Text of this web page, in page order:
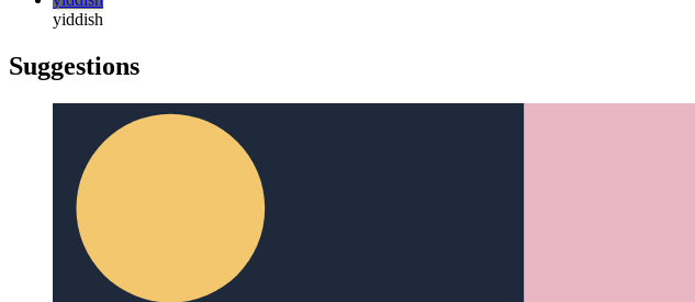
türkçe
türkçe
yiddish
Suggestions